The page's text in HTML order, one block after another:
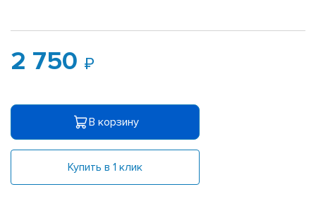
2 750
В корзину
Купить в 1 клик